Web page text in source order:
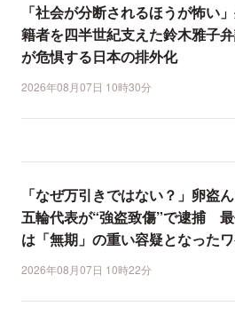
「社会が分断されるほうが怖い
籍者を四半世紀支えた鈴木雅子
が危惧する日本の排外化
2026年08月07日 10時30分
「なぜ万引きではない？」卵盗
五輪代表が“強盗致傷”で逮捕
は「無期」の重い容疑となった
2026年08月07日 10時22分